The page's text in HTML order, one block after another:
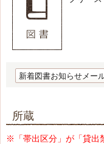
新着図書お知らせメー
所蔵
※「帯出区分」が「貸出